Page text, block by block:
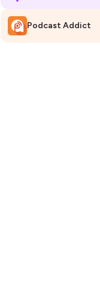
Podcast Addict